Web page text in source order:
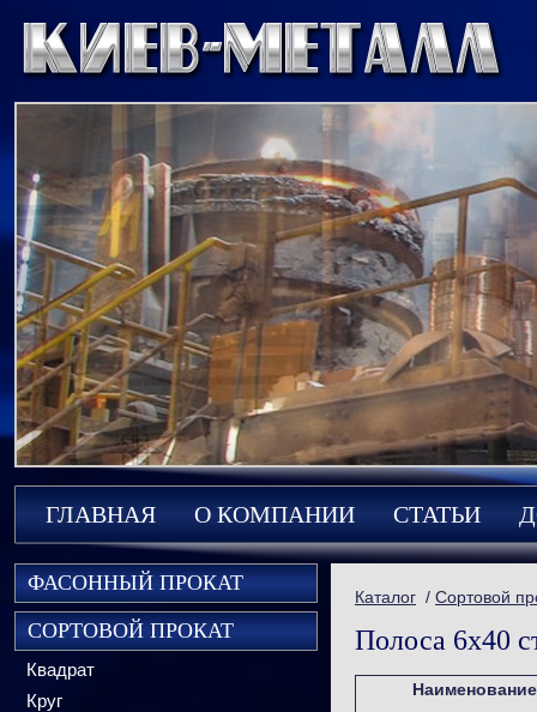
ГЛАВНАЯ О КОМПАНИИ СТАТЬИ
ФАСОННЫЙ ПРОКАТ
СОРТОВОЙ ПРОКАТ
Квадрат
Круг
Каталог / Сортовой
Полоса 6х40
Наименование